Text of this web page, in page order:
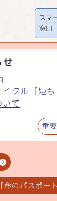
スマ
窓口
せ
クル「姫
いて
重
のパスポート